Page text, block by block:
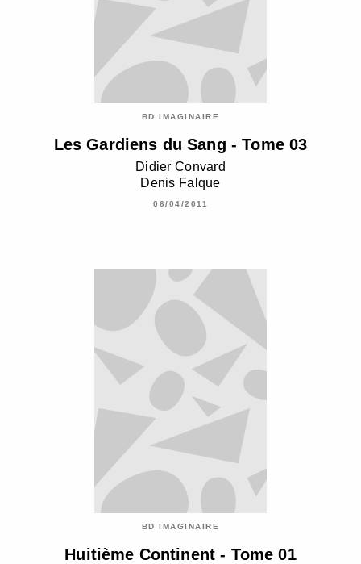
BD IMAGINAIRE
Les Gardiens du Sang - Tome 03
Didier Convard
Denis Falque
06/04/2011
BD IMAGINAIRE
Huitième Continent - Tome 01